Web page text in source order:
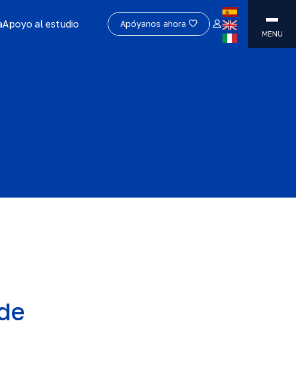
Apoyo al estudio Apóyanos ahora
MENU